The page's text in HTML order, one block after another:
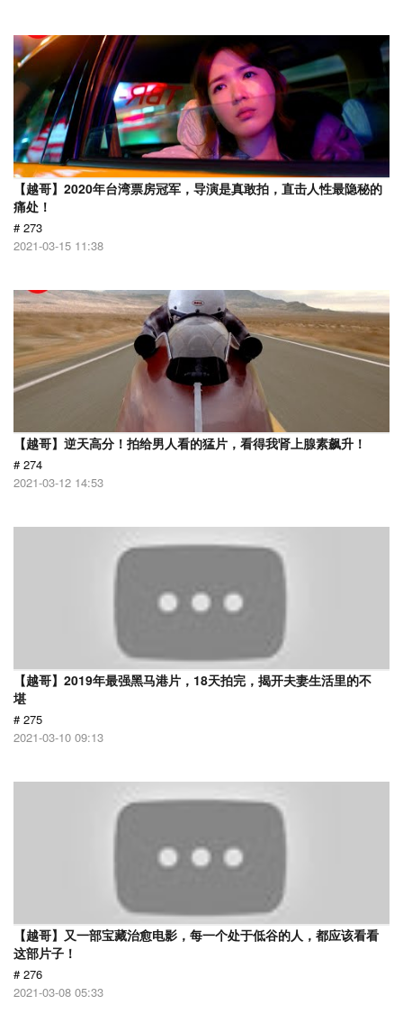
【越哥】2020年台湾票房冠军，导演是真敢拍，直击人性最隐秘的
痛处！
# 273
2021-03-15 11:38
【越哥】逆天高分！拍给男人看的猛片，看得我肾上腺素飙升！
# 274
2021-03-12 14:53
【越哥】2019年最强黑马港片，18天拍完，揭开夫妻生活里的不
堪
# 275
2021-03-10 09:13
【越哥】又一部宝藏治愈电影，每一个处于低谷的人，都应该看看
这部片子！
# 276
2021-03-08 05:33